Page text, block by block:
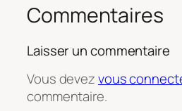
Commentaires
Laisser un commentaire
Vous devezvous
commentaire.